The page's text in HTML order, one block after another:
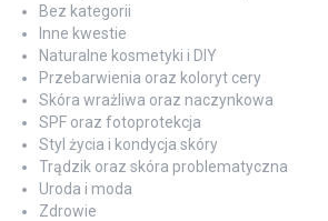
Bez kategorii
Inne kwestie
Naturalne kosmetyki i DIY
Przebarwienia oraz koloryt cery
Skóra wrażliwa oraz naczynkowa
SPF oraz fotoprotekcja
Styl życia i kondycja skóry
Trądzik oraz skóra problematyczna
Uroda i moda
Zdrowie